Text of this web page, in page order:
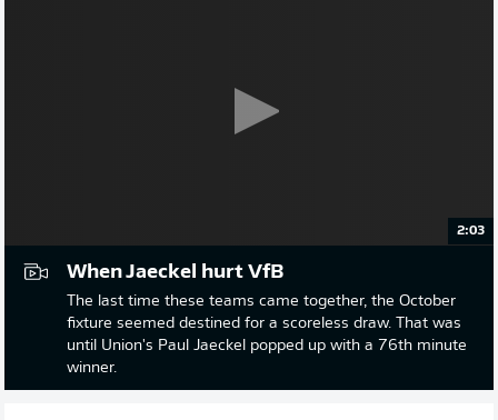
2:03
When Jaeckel hurt VfB
The last time these teams came together, the October
fixture seemed destined for a scoreless draw. That was
until Union's Paul Jaeckel popped up with a 76th minute
winner.